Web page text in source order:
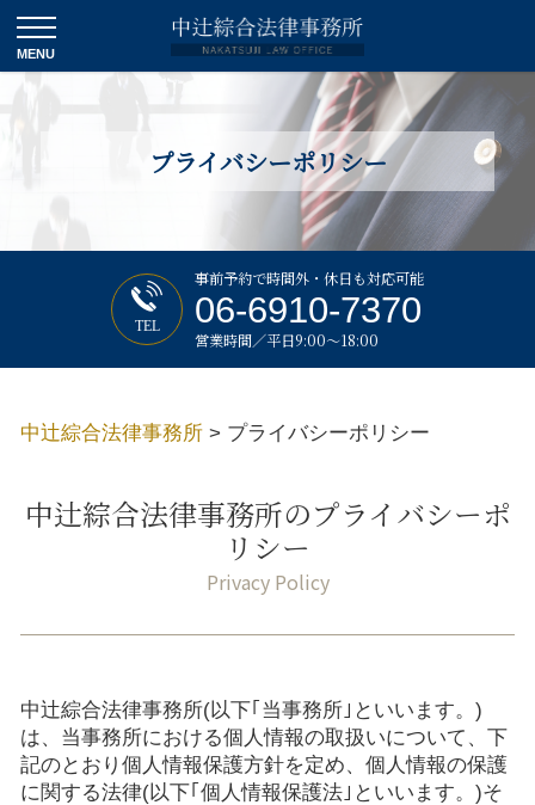
プライバシーポリシー
TEL
事前予約で時間外・休日も対応可能
06-6910-7370
営業時間／平日9:00～18:00
中辻綜合法律事務所 > プライバシーポリシー
中辻綜合法律事務所のプライバシーポ
リシー
中辻綜合法律事務所(以下｢当事務所｣といいます。)
は、当事務所における個人情報の取扱いについて、下
記のとおり個人情報保護方針を定め、個人情報の保護
に関する法律(以下｢個人情報保護法｣といいます。)そ